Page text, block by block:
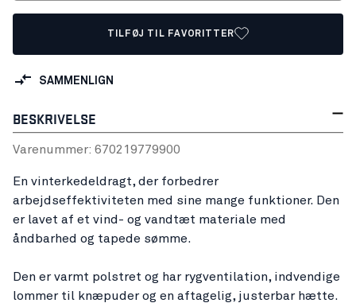
TILFØJ TIL FAVORITTER
SAMMENLIGN
BESKRIVELSE
Varenummer: 670219779900
En vinterkedeldragt, der forbedrer
arbejdseffektiviteten med sine mange funktioner. Den
er lavet af et vind- og vandtæt materiale med
åndbarhed og tapede sømme.
Den er varmt polstret og har rygventilation, indvendige
lommer til knæpuder og en aftagelig, justerbar hætte.